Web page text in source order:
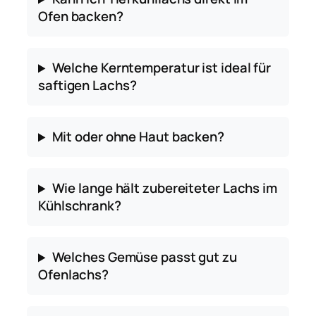
Ofen backen?
Welche Kerntemperatur ist ideal für
saftigen Lachs?
Mit oder ohne Haut backen?
Wie lange hält zubereiteter Lachs im
Kühlschrank?
Welches Gemüse passt gut zu
Ofenlachs?